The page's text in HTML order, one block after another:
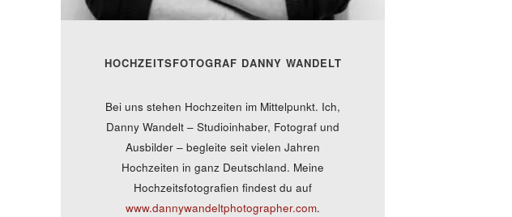
HOCHZEITSFOTOGRAF DANNY WANDELT
Bei uns stehen Hochzeiten im Mittelpunkt. Ich,
Danny Wandelt – Studioinhaber, Fotograf und
Ausbilder – begleite seit vielen Jahren
Hochzeiten in ganz Deutschland. Meine
Hochzeitsfotografien findest du auf
www.dannywandeltphotographer.com.